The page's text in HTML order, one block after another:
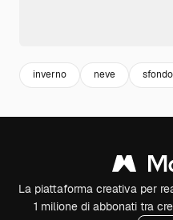
inverno neve sfondo
La piattaforma creativa per
1 milione di abbonati tra